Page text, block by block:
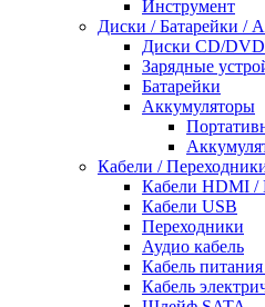
Инструмент
Диски / Батарейки /
Диски CD/DVD
Зарядные
Батарейки
Аккумуляторы
Кабели /
Кабели HDMI /
Кабели USB
Переходники
Аудио кабель
Кабель
Кабель